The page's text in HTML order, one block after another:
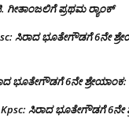
ಗೀತಾಂಜಲಿಗೆ ಪ್ರಥಮ ರ‌್ಯಾಂಕ್
ಸಿರಾದ ಭೂತೇಗೌಡಗೆ 6ನೇ
ಭೂತೇಗೌಡಗೆ 6ನೇ ಶ್ರೇಯಾಂಕ:
Kpsc: ಸಿರಾದ ಭೂತೇಗೌಡಗೆ 6ನೇ